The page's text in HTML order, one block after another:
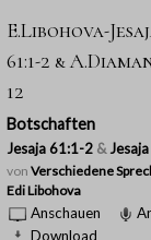
E.Libohova-
61:1-2 &
12
Botschaften
Jesaja 61:1-2 &
von Verschiedene
Edi Libohova
Anschauen
Download